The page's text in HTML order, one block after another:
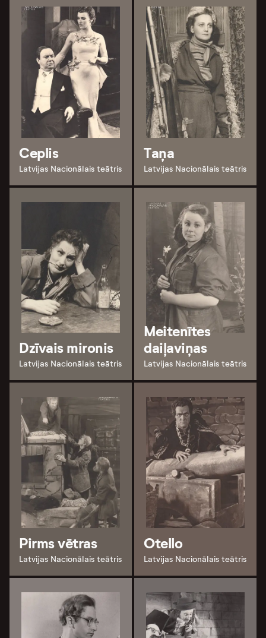
Ceplis
Latvijas Nacionālais teātris
Taņa
Latvijas Nacionālais teātris
Dzīvais mironis
Latvijas Nacionālais teātris
Meitenītes
daiļaviņas
Latvijas Nacionālais teātris
Pirms vētras
Latvijas Nacionālais teātris
Otello
Latvijas Nacionālais teātris